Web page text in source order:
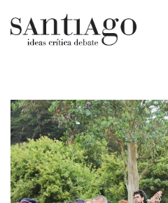
Actualidad
Archivo Cenfoto-UDP
Arquetipos de situación
Artes visuales
Ciencia